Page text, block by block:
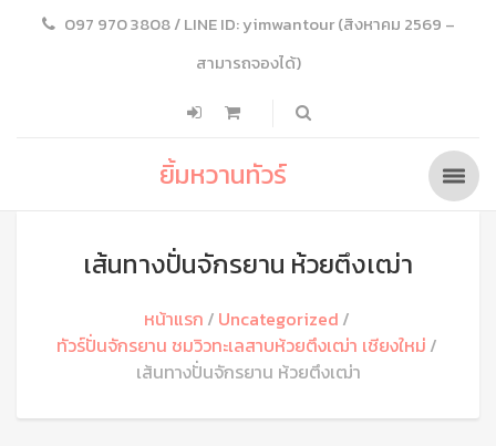
097 970 3808 / LINE ID: yimwantour (สิงหาคม 2569 –
สามารถจองได้)
ยิ้มหวานทัวร์
เส้นทางปั่นจักรยาน ห้วยตึงเฒ่า
หน้าแรก
Uncategorized
ทัวร์ปั่นจักรยาน ชมวิวทะเลสาบห้วยตึงเฒ่า เชียงใหม่
เส้นทางปั่นจักรยาน ห้วยตึงเฒ่า